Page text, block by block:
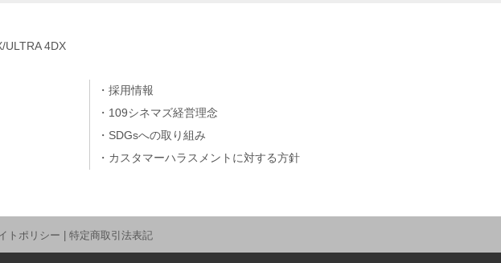
ULTRA 4DX
採用情報
109シネマズ経営理念
SDGsへの取り組み
カスタマーハラスメントに対する方針
トポリシー 特定商取引法表記